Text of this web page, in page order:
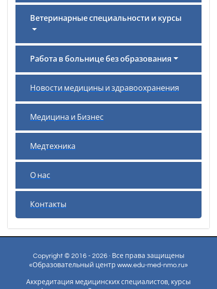
Ветеринарные специальности и курсы
Работа в больнице без образования
Новости медицины и здравоохранения
Медицина и Бизнес
Медтехника
О нас
Контакты
Copyright © 2016 - 2026 · Все права защищены
«Образовательный центр www.edu-med-nmo.ru»
Аккредитация медицинских специалистов, курсы